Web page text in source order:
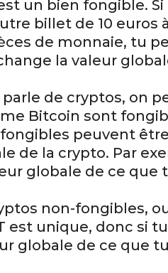
un bien fongible.
billet de 10 euros
de monnaie, tu
la valeur
de cryptos, on
Bitcoin sont
peuvent
de la crypto. Par
globale de ce que
non-fongibles,
est unique, donc si
globale de ce que